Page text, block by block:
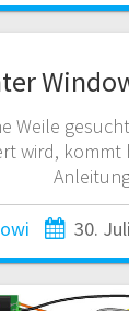
Weile
wird, kommt
30.